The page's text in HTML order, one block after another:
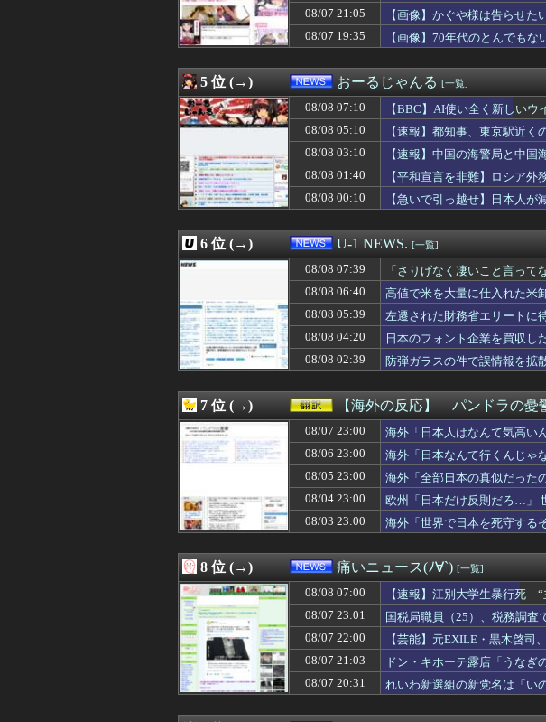
08/08 07:01
【ウマ娘】正直ダンツと5年くらい付き合っ
08/08 07:00
【夏ボーナス】初の100万円超え うちも有
08/08 07:00
【VTuber】RK Music、公式サイトをリニ
08/08 07:00
梅野ドリスバッテリーはマジでなんで阿倍
08/08 07:00
【ラブライブ！】フミコって可愛くね？
08/08 07:00
大手Vグループの決算資料「リスナーから
08/08 07:00
【名探偵プリキュア】森亜るるかさん、
高校生がうちの車に傷をつけた。管理人さ
08/08 07:00
半年近く食費を払わない彼氏。催促したら
08/08 07:00
【画像】有名女性声優「私はね、ハゲてる
08/08 07:00
最新の齋藤飛鳥の『ぶってえ下半身』、大
08/08 07:00
旅館「この押入れには布団は入ってません
08/08 07:00
【遊戯王情報】UTILITY SELECTION開封動
08/08 07:00
【画像】小学生クソガキ「愛子！卒業した
08/08 07:00
【画像】高市さんのプロモーションビデオ
海外「パリで”アメリカ人？”と聞かれて”ウ
08/08 07:00
韓国人「朝目覚めたらベッドが360度グル
08/08 07:00
【朗報】韓国人「新宿の自販機、うちの飲
08/08 07:00
【画像】元モデルのTBS新人アナさん、プ
08/08 07:00
【艦これ】フランスってSHS持ってたのか
08/08 06:58
【速報】またまた乃木坂配信中に一ノ瀬美
08/08 06:57
いずれ無くなるのでは？と思うもの
08/08 06:55
日本人はBYDの軽EV「ラッコ」をどう見て
08/08 06:51
【画像】真のジャグラー演者さんの姿がカ
08/08 06:50
そうめんの薬味何を入れる？
08/08 06:50
小泉防衛大臣、熊本地震の林野火災で自衛
【画像】腰太ももが完璧すぎる爆乳女さん
08/08 06:47
バイトが佐川に持っていこうとした荷物、
08/08 06:44
ジャニが消えてJPOPがマシになるかと思
08/08 06:40
高値で米を大量に仕入れた米卸大手、米価
08/08 06:39
【画像】地味顔なのにカラダが凄い女ｗｗ
08/08 06:39
普段はいい子なのに、ときどき飛び出す無
08/08 06:38
国産初、遠隔監視型の自動運転トラクター
08/08 06:38
富裕層の｢ペット離れ｣が止まらない…｢300
08/08 06:35
日経社説、入管庁の永住許可厳格化を猛批
08/08 06:35
【悲報】キヨ、逮捕ｗｗｗｗｗｗｗｗｗｗ
08/08 06:35
【画像】ワイ、罪木蜜柑の激エロフィギュ
08/08 06:33
【衝撃】酔ってエ口モードになってた姉
08/08 06:32
【悲報】テレビ番組「15年前の日本はすご
08/07 21:05
【画像】かぐや様は告らせ
08/07 19:35
【画像】70年代のとんでも
5 位 (→) おーるじゃんる [一覧]
08/08 07:10
【BBC】AI使い全く新しい
08/08 05:10
【速報】都知事、東京駅近
08/08 03:10
【速報】中国の海警局と中
08/08 01:40
【平和宣言を非難】ロシア外
08/08 00:10
【急いで引っ越せ】日本人
6 位 (→) U-1 NEWS. [一覧]
08/08 07:39
「さりげなく凄いこと言っ
が……
08/08 06:40
高値で米を大量に仕入れた米
08/08 05:39
左遷された財務省エリート
08/08 04:20
日本のフォント企業を買収し
を……
08/08 02:39 防弾ガラスの件で誤情報を
7 位 (→) 【海外の反応】 パンドラの憂
08/07 23:00
海外「日本人はなんて気高い
08/06 23:00
海外「日本なんて行くんじゃ
08/05 23:00
海外「全部日本の真似だった
08/04 23:00
欧州「日本だけ反則だろ…」
08/03 23:00
海外「世界で日本を死守する
8 位 (→) 痛いニュース(ﾉ∀`) [一覧]
08/08 07:00
【速報】江別大学生暴行死
決
08/07 23:01
国税局職員（25）、税務調査
08/07 22:00
【芸能】元EXILE・黒木啓
損傷の怪我
08/07 21:03
ドン・キホーテ露店「うな
08/07 20:31
れいわ新選組の新党名は「